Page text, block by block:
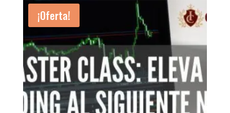
era:
$495.00.
es:
¡Oferta!